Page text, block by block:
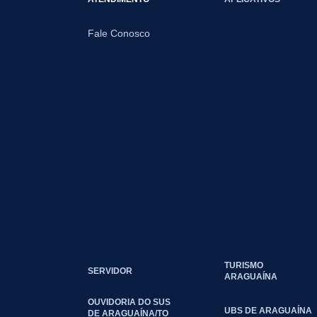
Fale Conosco
SERVIDOR
TURISMO
ARAGUAÍNA
OUVIDORIA DO SUS
DE ARAGUAÍNA/TO
UBS DE ARAGUAÍNA